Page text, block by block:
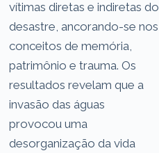
vítimas diretas e indiretas do
desastre, ancorando-se nos
conceitos de memória,
patrimônio e trauma. Os
resultados revelam que a
invasão das águas
provocou uma
desorganização da vida